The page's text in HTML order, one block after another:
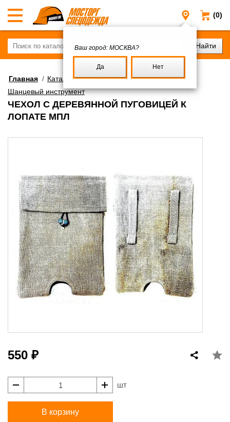
(0)
Москва
Ваш город: МОСКВА?
Да Нет
Главная / Каталог/Военное имущество/
Шанцевый инструмент
ЧЕХОЛ С ДЕРЕВЯННОЙ ПУГОВИЦЕЙ К
ЛОПАТЕ МПЛ
550 ₽
шт
В корзину